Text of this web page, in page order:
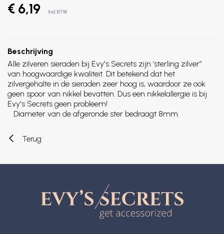
€ 6,19 Incl. BTW
Beschrijving
Alle zilveren sieraden bij Evy's Secrets zijn ‘sterling zilver”
van hoogwaardige kwaliteit. Dit betekend dat het
zilvergehalte in de sieraden zeer hoog is, waardoor ze ook
geen spoor van nikkel bevatten. Dus een nikkelallergie is bij
Evy's Secrets geen probleem!
Diameter van de afgeronde ster bedraagt 8mm.
Terug